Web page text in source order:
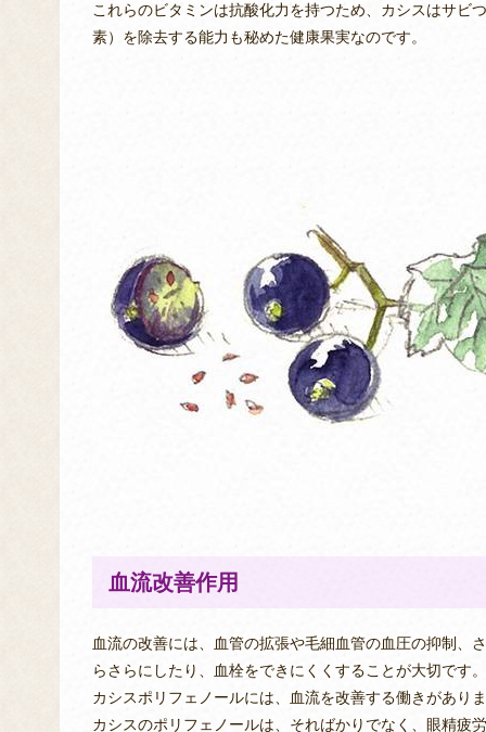
これらのビタミンは抗酸化力を持つため、カシスはサビ
素）を除去する能力も秘めた健康果実なのです。
血流改善作用
血流の改善には、血管の拡張や毛細血管の血圧の抑制、
らさらにしたり、血栓をできにくくすることが大切です。
カシスポリフェノールには、血流を改善する働きがあり
カシスのポリフェノールは、そればかりでなく、眼精疲